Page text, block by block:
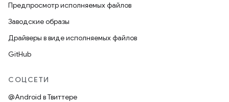
Предпросмотр исполняемых файлов
Заводские образы
Драйверы в виде исполняемых файлов
GitHub
СОЦСЕТИ
@Android в Твиттере